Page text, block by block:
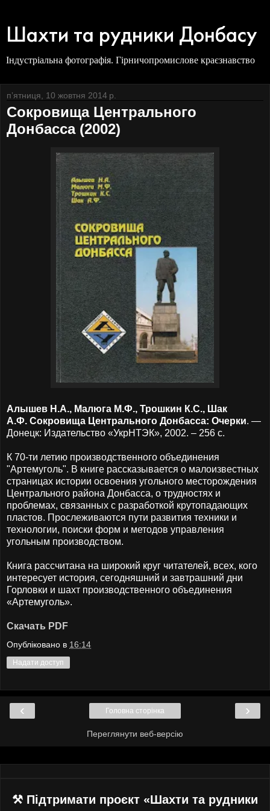
Шахти та рудники Донбасу
Індустріальна фотографія. Гірничопромислове краєзнавство
пʼятниця, 10 жовтня 2014 р.
Сокровища Центрального
Донбасса (2002)
Алышев Н.А., Малюга М.Ф., Трошкин К.С., Шак
А.Ф. Сокровища Центрального Донбасса: Очерки. —
Донецк: Издательство «УкрНТЭК», 2002. – 256 с.
К 70-ти летию производственного объединения
"Артемуголь". В книге рассказывается о малоизвестных
страницах истории освоения угольного месторождения
Центрального района Донбасса, о трудностях и
проблемах, связанных с разработкой крутопадающих
пластов. Прослеживаются пути развития техники и
технологии, поиски форм и методов управления
угольным производством.
Книга рассчитана на широкий круг читателей, всех, кого
интересует история, сегодняшний и завтрашний дни
Горловки и шахт производственного объединения
«Артемуголь».
Скачать PDF
Опубліковано в 16:14
Надати доступ
‹ ›
Головна сторінка
Переглянути веб-версію
⚒ Підтримати проєкт «Шахти та рудники